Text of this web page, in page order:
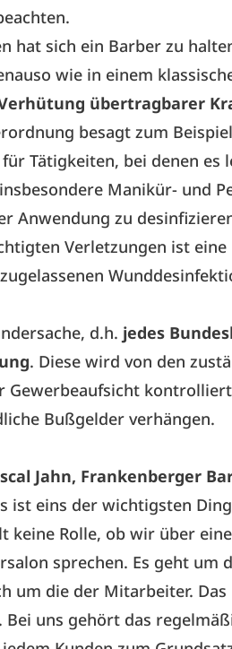
hat sich ein Barber zu
wie in einem
übertragbarer
besagt zum
Tätigkeiten, bei denen es
Manikür- und
Anwendung zu
Verletzungen ist eine
d.h. jedes
. Diese wird von den
Gewerbeaufsicht
Bußgelder verhängen.
Jahn, Frankenberger
ist eins der wichtigsten
keine Rolle, ob wir über
sprechen. Es geht um
um die der Mitarbeiter. Das
uns gehört das